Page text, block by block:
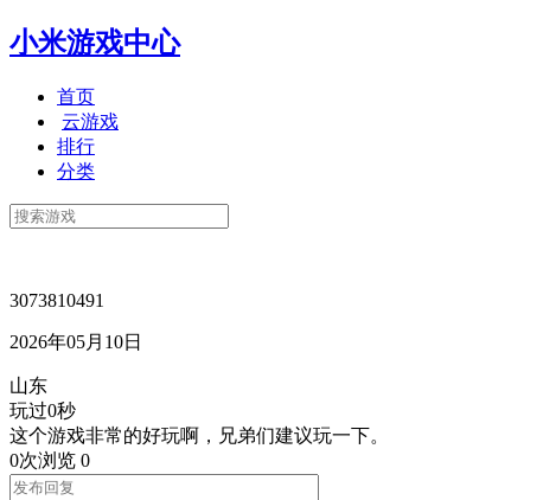
小米游戏中心
首页
云游戏
排行
分类
3073810491
2026年05月10日
山东
玩过0秒
这个游戏非常的好玩啊，兄弟们建议玩一下。
0次浏览 0